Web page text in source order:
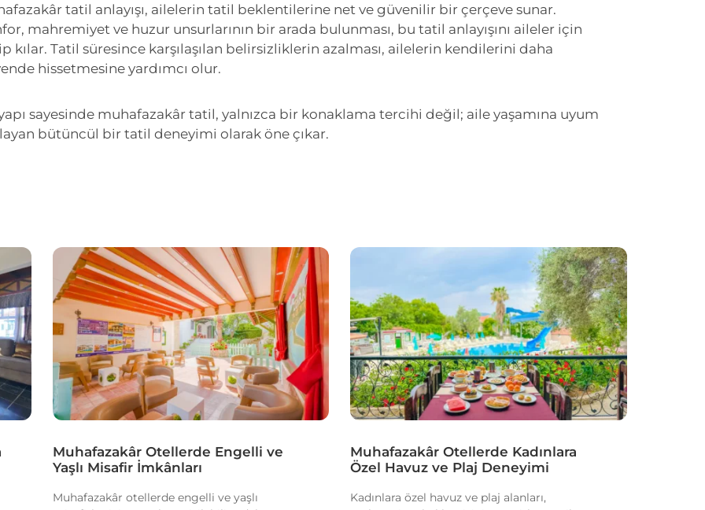
tatil anlayışı, ailelerin tatil beklentilerine net ve güvenilir bir çerçeve sunar.
mahremiyet ve huzur unsurlarının bir arada bulunması, bu tatil anlayışını aileler için
kılar. Tatil süresince karşılaşılan belirsizliklerin azalması, ailelerin kendilerini daha
hissetmesine yardımcı olur.
sayesinde muhafazakâr tatil, yalnızca bir konaklama tercihi değil; aile yaşamına uyum
bütüncül bir tatil deneyimi olarak öne çıkar.
Muhafazakâr Otellerde Engelli ve
Yaşlı Misafir İmkânları
Muhafazakâr otellerde engelli ve yaşlı
Muhafazakâr Otellerde Kadınlara
Özel Havuz ve Plaj Deneyimi
Kadınlara özel havuz ve plaj alanları,